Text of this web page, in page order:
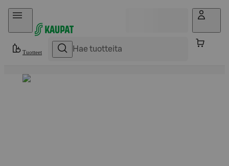
Hyppää sisältöön
Tuotteet